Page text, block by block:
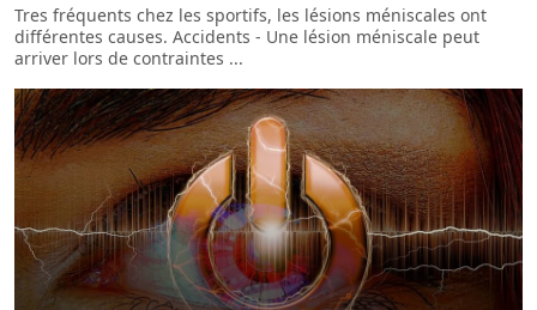
Tres fréquents chez les sportifs, les lésions méniscales ont
différentes causes. Accidents - Une lésion méniscale peut
arriver lors de contraintes ...